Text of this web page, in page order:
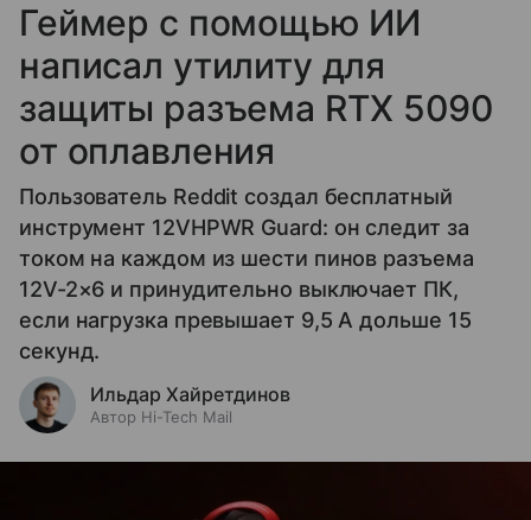
Геймер с помощью ИИ
написал утилиту для
защиты разъема RTX 5090
от оплавления
Пользователь Reddit создал бесплатный
инструмент 12VHPWR Guard: он следит за
током на каждом из шести пинов разъема
12V-2×6 и принудительно выключает ПК,
если нагрузка превышает 9,5 А дольше 15
секунд.
Ильдар Хайретдинов
Автор Hi-Tech Mail